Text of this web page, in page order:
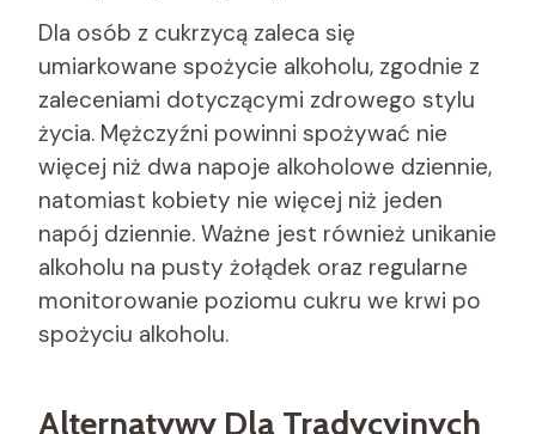
Dla osób z cukrzycą zaleca się
umiarkowane spożycie alkoholu, zgodnie z
zaleceniami dotyczącymi zdrowego stylu
życia. Mężczyźni powinni spożywać nie
więcej niż dwa napoje alkoholowe dziennie,
natomiast kobiety nie więcej niż jeden
napój dziennie. Ważne jest również unikanie
alkoholu na pusty żołądek oraz regularne
monitorowanie poziomu cukru we krwi po
spożyciu alkoholu.
Alternatywy Dla Tradycyjnych